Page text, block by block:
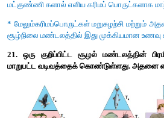
* எனவே ஆற்றல் பிரமிட் எப்பொழுதும்
18. சூழல் மண்டலத்திலிருந்து
என்ன நடைபெறும்?
* சூழல் மண்டலத்திலிருந்து
மொத்த உணவு வலையும் (Food Web)